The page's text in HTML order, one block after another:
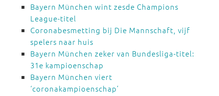
Bayern München wint zesde Champions
League-titel
Coronabesmetting bij Die Mannschaft, vijf
spelers naar huis
Bayern München zeker van Bundesliga-titel:
31e kampioenschap
Bayern München viert
‘coronakampioenschap’